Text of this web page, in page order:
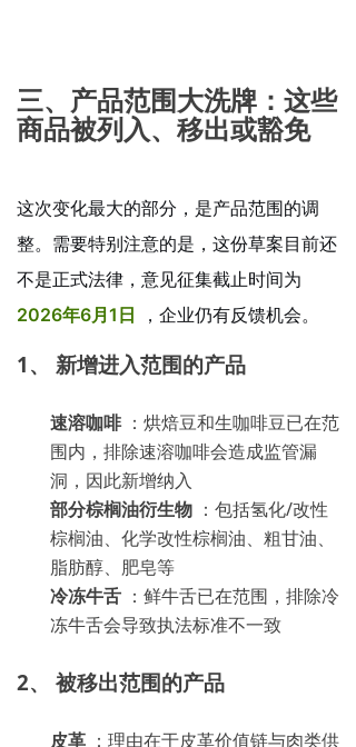
三、产品范围大洗牌：这些
商品被列入、移出或豁免
这次变化最大的部分，是产品范围的调
整。需要特别注意的是，这份草案目前还
不是正式法律，意见征集截止时间为
2026年6月1日 ，企业仍有反馈机会。
1、 新增进入范围的产品
速溶咖啡：烘焙豆和生咖啡豆已在范
围内，排除速溶咖啡会造成监管漏
洞，因此新增纳入
部分棕榈油衍生物 ：包括氢化/改性
棕榈油、化学改性棕榈油、粗甘油、
脂肪醇、肥皂等
冷冻牛舌 ：鲜牛舌已在范围，排除冷
冻牛舌会导致执法标准不一致
2、 被移出范围的产品
皮革 ：理由在于皮革价值链与肉类供